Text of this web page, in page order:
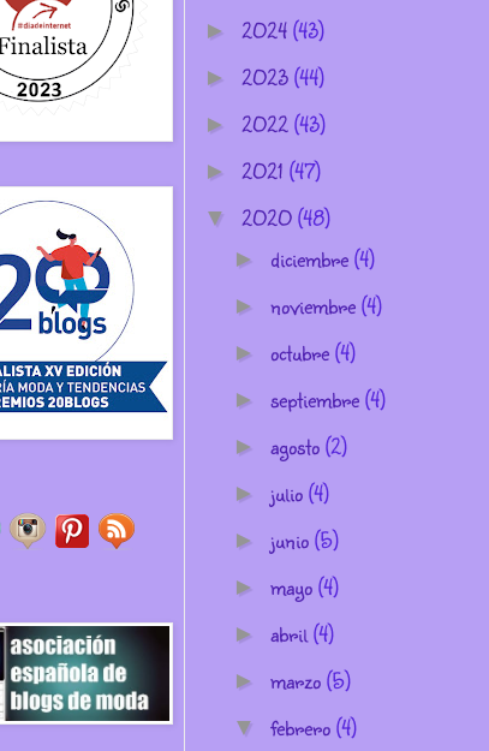
► 2024(43)
► 2023(44)
► 2022(43)
► 2021 (47)
▼ 2020(48)
► diciembre(4)
► noviembre(4)
► octubre(4)
► septiembre(4)
► agosto(2)
► julio(4)
► junio(5)
► mayo(4)
► abril(4)
► marzo(5)
▼ febrero(4)